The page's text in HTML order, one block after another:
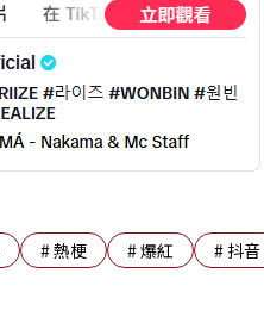
#熱梗 #爆紅 # 抖音